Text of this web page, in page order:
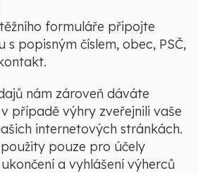
formuláře připojte
s popisným číslem, obec, PSČ,
nám zároveň dáváte
případě výhry zveřejnili vaše
internetových stránkách.
pouze pro účely
a vyhlášení výherců